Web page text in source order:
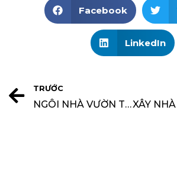
Facebook
LinkedIn
TRƯỚC
NGÔI NHÀ VƯỜN THÔNG THOÁNG Ở THÀNH PHỐ HỒ CHÍ MINH